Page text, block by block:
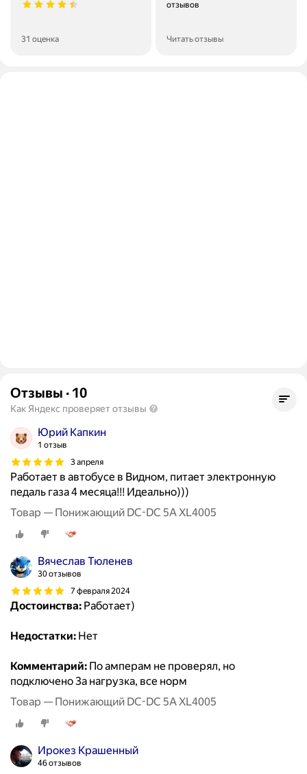
31 оценка
отзывов
Читать отзывы
Отзывы · 10
Как Яндекс проверяет отзывы
Юрий Капкин
1 отзыв
3 апреля
Работает в автобусе в Видном, питает электронную
педаль газа 4 месяца!!! Идеально)))
Товар — Понижающий DC-DC 5A XL4005
Вячеслав Тюленев
30 отзывов
7 февраля 2024
Достоинства: Работает)
Недостатки: Нет
Комментарий: По амперам не проверял, но
подключено 3а нагрузка, все норм
Товар — Понижающий DC-DC 5A XL4005
Ирокез Крашенный
46 отзывов